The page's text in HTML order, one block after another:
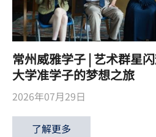
常州威雅学子 | 艺术群星
大学准学子的梦想之旅
2026年07月29日
了解更多